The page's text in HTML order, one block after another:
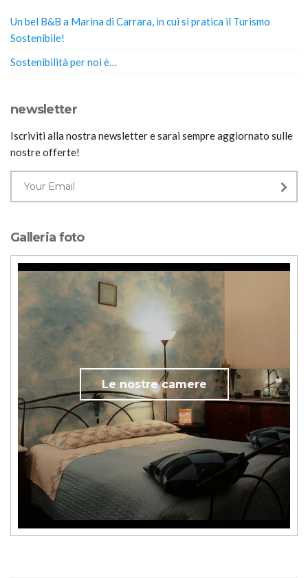
Un bel B&B a Marina di Carrara, in cui si pratica il Turismo
Sostenibile!
Sostenibilità per noi è…
newsletter
Iscriviti alla nostra newsletter e sarai sempre aggiornato sulle
nostre offerte!
Galleria foto
Le nostre camere